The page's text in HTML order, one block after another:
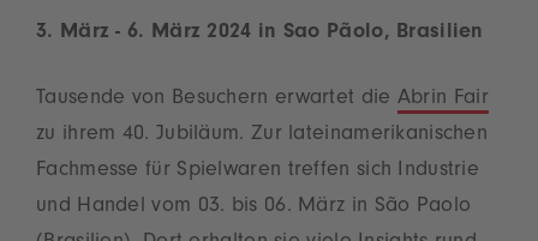
3. März - 6. März 2024 in Sao Pãolo, Brasilien
Tausende von Besuchern erwartet die Abrin Fair
zu ihrem 40. Jubiläum. Zur lateinamerikanischen
Fachmesse für Spielwaren treffen sich Industrie
und Handel vom 03. bis 06. März in São Paolo